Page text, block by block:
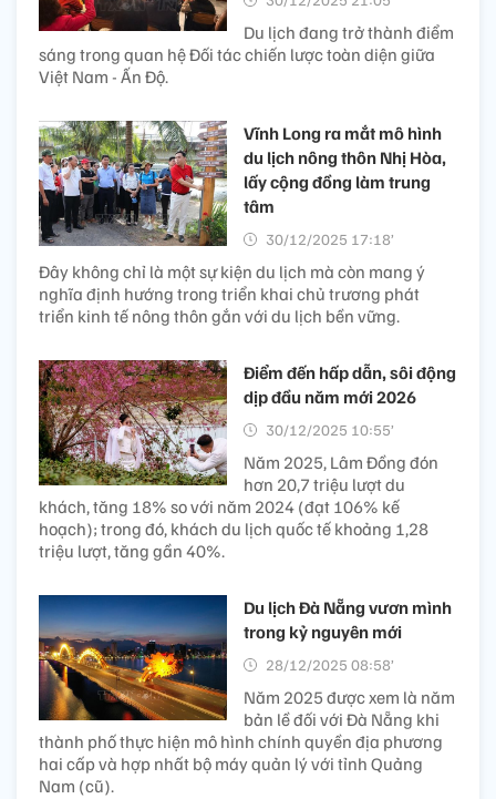
Du lịch đang trở thành điểm
sáng trong quan hệ Đối tác chiến lược toàn diện giữa
Việt Nam - Ấn Độ.
Vĩnh Long ra mắt mô hình
du lịch nông thôn Nhị Hòa,
lấy cộng đồng làm trung
tâm
30/12/2025 17:18’
Đây không chỉ là một sự kiện du lịch mà còn mang ý
nghĩa định hướng trong triển khai chủ trương phát
triển kinh tế nông thôn gắn với du lịch bền vững.
Điểm đến hấp dẫn, sôi động
dịp đầu năm mới 2026
30/12/2025 10:55’
Năm 2025, Lâm Đồng đón
hơn 20,7 triệu lượt du
khách, tăng 18% so với năm 2024 (đạt 106% kế
hoạch); trong đó, khách du lịch quốc tế khoảng 1,28
triệu lượt, tăng gần 40%.
Du lịch Đà Nẵng vươn mình
trong kỷ nguyên mới
28/12/2025 08:58’
Năm 2025 được xem là năm
bản lề đối với Đà Nẵng khi
thành phố thực hiện mô hình chính quyền địa phương
hai cấp và hợp nhất bộ máy quản lý với tỉnh Quảng
Nam (cũ).